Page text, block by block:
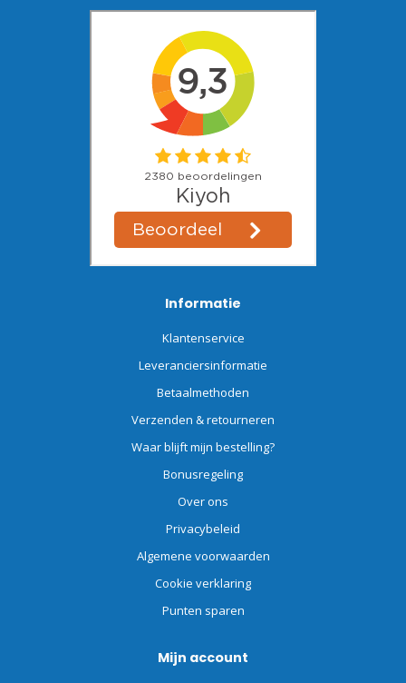
Informatie
Klantenservice
Leveranciersinformatie
Betaalmethoden
Verzenden & retourneren
Waar blijft mijn bestelling?
Bonusregeling
Over ons
Privacybeleid
Algemene voorwaarden
Cookie verklaring
Punten sparen
Mijn account